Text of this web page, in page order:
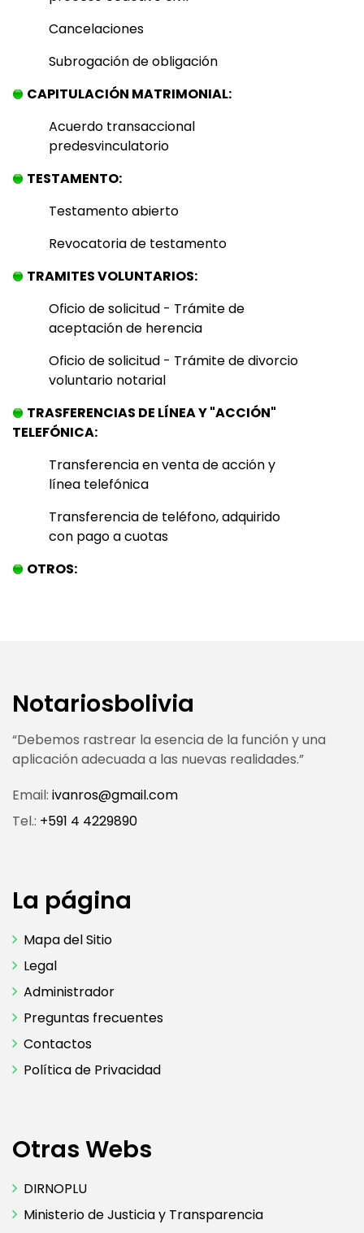
Cancelaciones
Subrogación de obligación
CAPITULACIÓN MATRIMONIAL:
Acuerdo transaccional
predesvinculatorio
TESTAMENTO:
Testamento abierto
Revocatoria de testamento
TRAMITES VOLUNTARIOS:
Oficio de solicitud - Trámite de
aceptación de herencia
Oficio de solicitud - Trámite de divorcio
voluntario notarial
TRASFERENCIAS DE LÍNEA Y "ACCIÓN"
TELEFÓNICA:
Transferencia en venta de acción y
línea telefónica
Transferencia de teléfono, adquirido
con pago a cuotas
OTROS:
Notariosbolivia
“Debemos rastrear la esencia de la función y una
aplicación adecuada a las nuevas realidades.”
Email: ivanros@gmail.com
Tel.: +591 4 4229890
La página
Mapa del Sitio
Legal
Administrador
Preguntas frecuentes
Contactos
Política de Privacidad
Otras Webs
DIRNOPLU
Ministerio de Justicia y Transparencia